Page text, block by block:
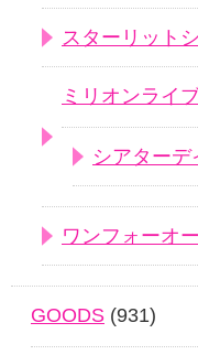
スターリット
ミリオンライブ
シアターデ
ワンフォーオ
GOODS (931)